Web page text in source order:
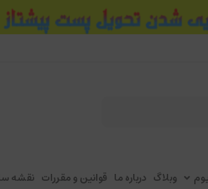
وبلاگ درباره ما قوانین و مقررات نقشه